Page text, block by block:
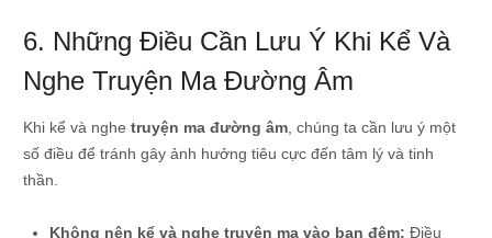
6. Những Điều Cần Lưu Ý Khi Kể Và
Nghe Truyện Ma Đường Âm
Khi kể và nghe truyện ma đường âm, chúng ta cần lưu ý một
số điều để tránh gây ảnh hưởng tiêu cực đến tâm lý và tinh
thần.
Không nên kể và nghe truyện ma vào ban đêm: Điều